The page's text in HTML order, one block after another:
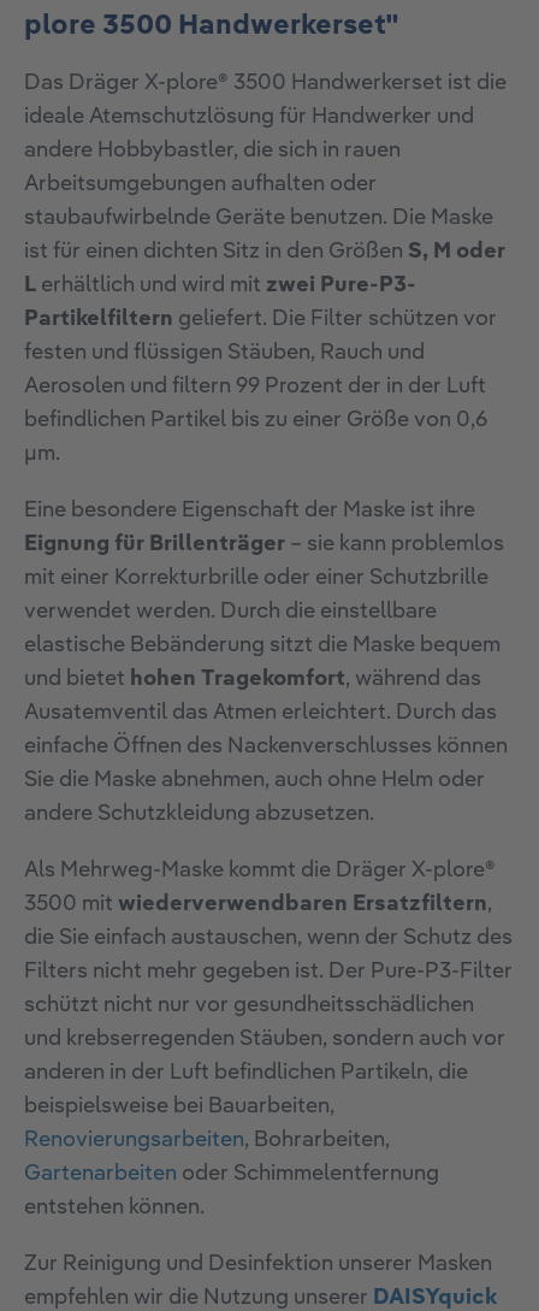
plore 3500 Handwerkerset"
Das Dräger X-plore® 3500 Handwerkerset ist die
ideale Atemschutzlösung für Handwerker und
andere Hobbybastler, die sich in rauen
Arbeitsumgebungen aufhalten oder
staubaufwirbelnde Geräte benutzen. Die Maske
ist für einen dichten Sitz in den Größen S, M oder
L erhältlich und wird mit zwei Pure-P3-
Partikelfiltern geliefert. Die Filter schützen vor
festen und flüssigen Stäuben, Rauch und
Aerosolen und filtern 99 Prozent der in der Luft
befindlichen Partikel bis zu einer Größe von 0,6
µm.
Eine besondere Eigenschaft der Maske ist ihre
Eignung für Brillenträger – sie kann problemlos
mit einer Korrekturbrille oder einer Schutzbrille
verwendet werden. Durch die einstellbare
elastische Bebänderung sitzt die Maske bequem
und bietet hohen Tragekomfort, während das
Ausatemventil das Atmen erleichtert. Durch das
einfache Öffnen des Nackenverschlusses können
Sie die Maske abnehmen, auch ohne Helm oder
andere Schutzkleidung abzusetzen.
Als Mehrweg-Maske kommt die Dräger X-plore®
3500 mit wiederverwendbaren Ersatzfiltern,
die Sie einfach austauschen, wenn der Schutz des
Filters nicht mehr gegeben ist. Der Pure-P3-Filter
schützt nicht nur vor gesundheitsschädlichen
und krebserregenden Stäuben, sondern auch vor
anderen in der Luft befindlichen Partikeln, die
beispielsweise bei Bauarbeiten,
Renovierungsarbeiten, Bohrarbeiten,
Gartenarbeiten oder Schimmelentfernung
entstehen können.
Zur Reinigung und Desinfektion unserer Masken
empfehlen wir die Nutzung unserer DAISYquick